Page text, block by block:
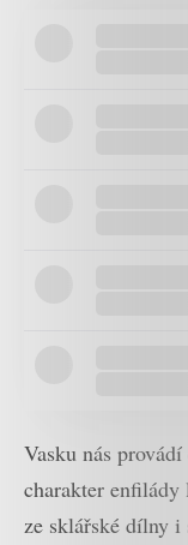
Vasku nás
charakter
ze sklářské dílny